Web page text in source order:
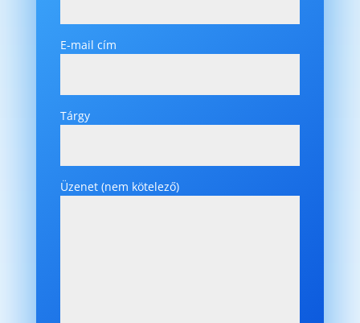
E-mail cím
Tárgy
Üzenet (nem kötelező)